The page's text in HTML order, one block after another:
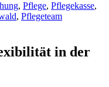
, Pflege, Pflegekasse,
, Pflegeteam
in der